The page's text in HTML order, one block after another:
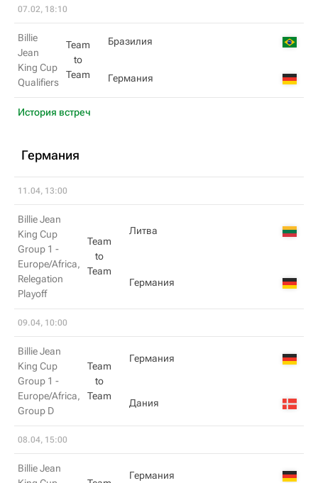
07.02, 18:10
Billie
Jean
King Cup
Qualifiers
Team
to
Team
Бразилия
Германия
История встреч
Германия
11.04, 13:00
Billie Jean
King Cup
Group 1 -
Europe/Africa,
Relegation
Playoff
Team
to
Team
Литва
Германия
09.04, 10:00
Billie Jean
King Cup
Group 1 -
Europe/Africa,
Group D
Team
to
Team
Германия
Дания
08.04, 15:00
Billie Jean
Германия